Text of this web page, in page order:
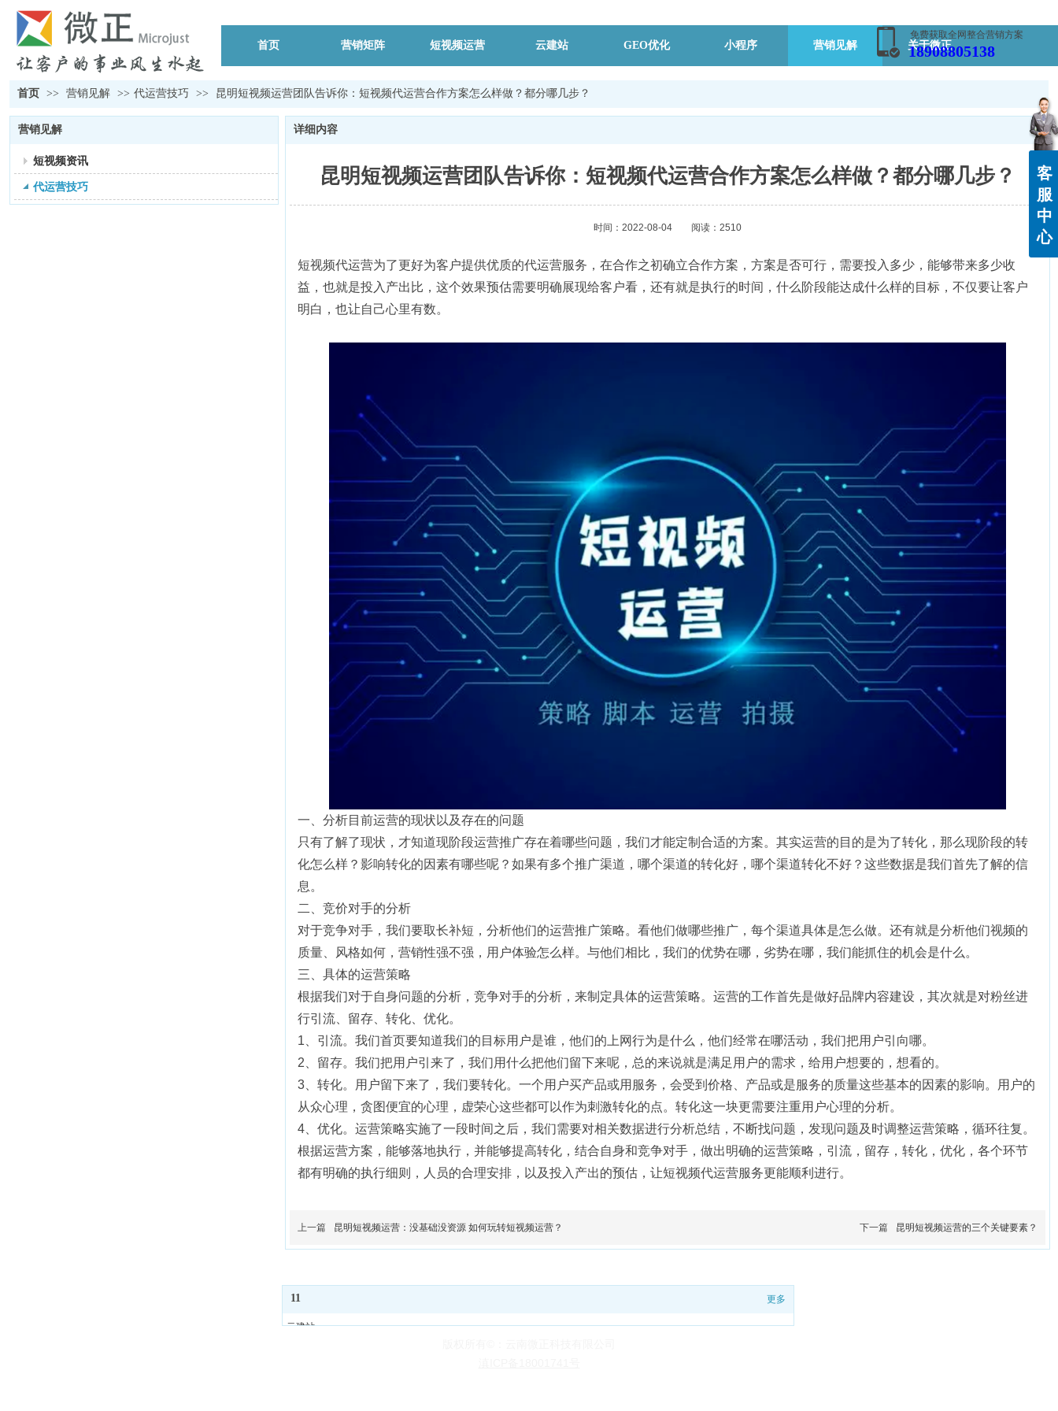
18908805138
免费获取全网整合营销方案
首页 营销矩阵 短视频运营 云建站 GEO优化 小程序 营销见解 关于微正
首页 >> 营销见解 >> 代运营技巧 >> 昆明短视频运营团队告诉你：短视频代运营合作方案怎么样做？都分哪几步？
营销见解
短视频资讯
代运营技巧
详细内容
昆明短视频运营团队告诉你：短视频代运营合作方案怎么样做？都分哪几步？
时间：2022-08-04 阅读：2510
短视频代运营为了更好为客户提供优质的代运营服务，在合作之初确立合作方案，方案是否可行，需要投入多少，能够带来多少收
益，也就是投入产出比，这个效果预估需要明确展现给客户看，还有就是执行的时间，什么阶段能达成什么样的目标，不仅要让客户
明白，也让自己心里有数。
一、分析目前运营的现状以及存在的问题
只有了解了现状，才知道现阶段运营推广存在着哪些问题，我们才能定制合适的方案。其实运营的目的是为了转化，那么现阶段的转
化怎么样？影响转化的因素有哪些呢？如果有多个推广渠道，哪个渠道的转化好，哪个渠道转化不好？这些数据是我们首先了解的信
息。
二、竞价对手的分析
对于竞争对手，我们要取长补短，分析他们的运营推广策略。看他们做哪些推广，每个渠道具体是怎么做。还有就是分析他们视频的
质量、风格如何，营销性强不强，用户体验怎么样。与他们相比，我们的优势在哪，劣势在哪，我们能抓住的机会是什么。
三、具体的运营策略
根据我们对于自身问题的分析，竞争对手的分析，来制定具体的运营策略。运营的工作首先是做好品牌内容建设，其次就是对粉丝进
行引流、留存、转化、优化。
1、引流。我们首页要知道我们的目标用户是谁，他们的上网行为是什么，他们经常在哪活动，我们把用户引向哪。
2、留存。我们把用户引来了，我们用什么把他们留下来呢，总的来说就是满足用户的需求，给用户想要的，想看的。
3、转化。用户留下来了，我们要转化。一个用户买产品或用服务，会受到价格、产品或是服务的质量这些基本的因素的影响。用户的
从众心理，贪图便宜的心理，虚荣心这些都可以作为刺激转化的点。转化这一块更需要注重用户心理的分析。
4、优化。运营策略实施了一段时间之后，我们需要对相关数据进行分析总结，不断找问题，发现问题及时调整运营策略，循环往复。
根据运营方案，能够落地执行，并能够提高转化，结合自身和竞争对手，做出明确的运营策略，引流，留存，转化，优化，各个环节
都有明确的执行细则，人员的合理安排，以及投入产出的预估，让短视频代运营服务更能顺利进行。
上一篇 昆明短视频运营：没基础没资源 如何玩转短视频运营？ 下一篇 昆明短视频运营的三个关键要素？
11 更多
云建站
客
服
中
心